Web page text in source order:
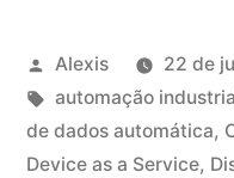
Alexis 22 de
automação
de dados automática,
Device as a Service,